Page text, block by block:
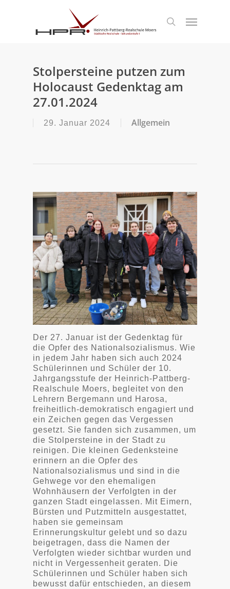
search
Menu
Stolpersteine putzen zum
Holocaust Gedenktag am
27.01.2024
29. Januar 2024 Allgemein
Der 27. Januar ist der Gedenktag für
die Opfer des Nationalsozialismus. Wie
in jedem Jahr haben sich auch 2024
Schülerinnen und Schüler der 10.
Jahrgangsstufe der Heinrich-Pattberg-
Realschule Moers, begleitet von den
Lehrern Bergemann und Harosa,
freiheitlich-demokratisch engagiert und
ein Zeichen gegen das Vergessen
gesetzt. Sie fanden sich zusammen, um
die Stolpersteine in der Stadt zu
reinigen. Die kleinen Gedenksteine
erinnern an die Opfer des
Nationalsozialismus und sind in die
Gehwege vor den ehemaligen
Wohnhäusern der Verfolgten in der
ganzen Stadt eingelassen. Mit Eimern,
Bürsten und Putzmitteln ausgestattet,
haben sie gemeinsam
Erinnerungskultur gelebt und so dazu
beigetragen, dass die Namen der
Verfolgten wieder sichtbar wurden und
nicht in Vergessenheit geraten. Die
Schülerinnen und Schüler haben sich
bewusst dafür entschieden, an diesem